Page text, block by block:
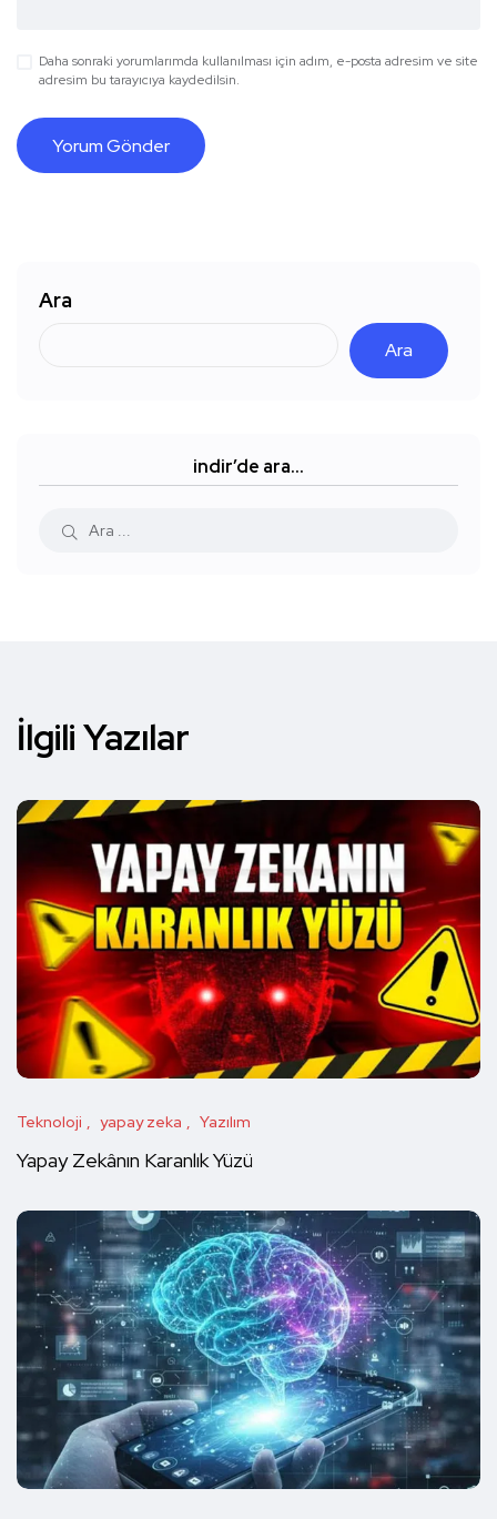
Daha sonraki yorumlarımda kullanılması için adım, e-posta adresim ve site
adresim bu tarayıcıya kaydedilsin.
Ara
Ara
indir’de ara…
İlgili Yazılar
Teknoloji yapay zeka Yazılım
Yapay Zekânın Karanlık Yüzü